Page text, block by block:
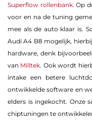
Superflow rollenbank. Op
voor en na de tuning
mee als de auto klaar is.
Audi A4 B8 mogelijk,
hardware, denk
van Milltek. Ook wordt
intake een betere
ontwikkelde software en
elders is ingekocht. Onze
chiptuningen te